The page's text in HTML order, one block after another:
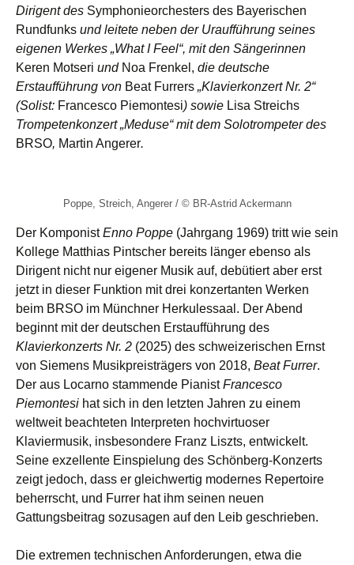
Dirigent des Symphonieorchesters des Bayerischen
Rundfunks und leitete neben der Uraufführung seines
eigenen Werkes „What I Feel“, mit den Sängerinnen
Keren Motseri undNoa Frenkel, die deutsche
Erstaufführung von Beat Furrers „Klavierkonzert Nr. 2“
(Solist: Francesco Piemontesi) sowie Lisa Streichs
Trompetenkonzert„Meduse“ mit dem Solotrompeter des
BRSO, Martin Angerer.
Poppe, Streich, Angerer / © BR-Astrid Ackermann
Der KomponistEnno Poppe (Jahrgang 1969) tritt wie sein
Kollege Matthias Pintscher bereits länger ebenso als
Dirigent nicht nur eigener Musik auf, debütiert aber erst
jetzt in dieser Funktion mit drei konzertanten Werken
beim BRSO im Münchner Herkulessaal. Der Abend
beginnt mit der deutschen Erstaufführung des
Klavierkonzerts Nr. 2 (2025) des schweizerischen Ernst
von Siemens Musikpreisträgers von 2018, Beat Furrer.
Der aus Locarno stammende PianistFrancesco
Piemontesi hat sich in den letzten Jahren zu einem
weltweit beachteten Interpreten hochvirtuoser
Klaviermusik, insbesondere Franz Liszts, entwickelt.
Seine exzellente Einspielung des Schönberg-Konzerts
zeigt jedoch, dass er gleichwertig modernes Repertoire
beherrscht, und Furrer hat ihm seinen neuen
Gattungsbeitrag sozusagen auf den Leib geschrieben.
Die extremen technischen Anforderungen, etwa die